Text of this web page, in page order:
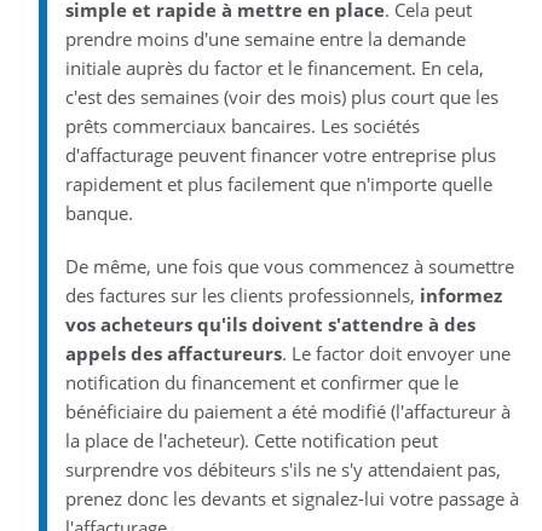
simple et rapide à mettre en place. Cela peut
prendre moins d'une semaine entre la demande
initiale auprès du factor et le financement. En cela,
c'est des semaines (voir des mois) plus court que les
prêts commerciaux bancaires. Les sociétés
d'affacturage peuvent financer votre entreprise plus
rapidement et plus facilement que n'importe quelle
banque.
De même, une fois que vous commencez à soumettre
des factures sur les clients professionnels, informez
vos acheteurs qu'ils doivent s'attendre à des
appels des affactureurs. Le factor doit envoyer une
notification du financement et confirmer que le
bénéficiaire du paiement a été modifié (l'affactureur à
la place de l'acheteur). Cette notification peut
surprendre vos débiteurs s'ils ne s'y attendaient pas,
prenez donc les devants et signalez-lui votre passage à